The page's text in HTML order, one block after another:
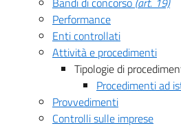
Performance
Enti controllati
Attività e procedimenti
Tipologie di
Procedimenti ad
Provvedimenti
Controlli sulle imprese